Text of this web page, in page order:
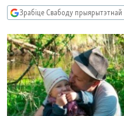
КУЛЬТУРА
КАЛЯНДАР
МОВА
НА ХВАЛЯХ СВАБОДЫ
Усе сайты РС/РСЭ
Зрабіце Свабоду прыярытэтнай